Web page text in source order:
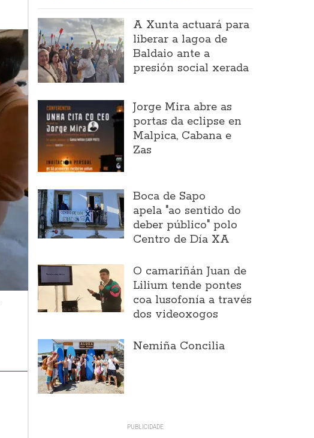
A Xunta actuará para
liberar a lagoa de
Baldaio ante a
presión social xerada
Jorge Mira abre as
portas da eclipse en
Malpica, Cabana e
Zas
Boca de Sapo
apela "ao sentido do
deber público" polo
Centro de Día XA
O camariñán Juan de
Lilium tende pontes
coa lusofonía a través
dos videoxogos
Nemiña Concilia